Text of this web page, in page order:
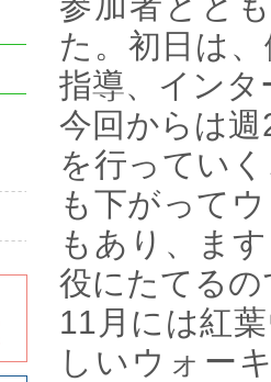
た。初日は
指導、イン
今回からは
を行ってい
も下がって
もあり、ま
役にたてる
11月には紅
しいウォー